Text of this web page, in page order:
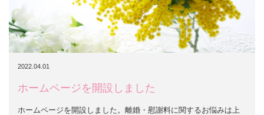
2022.04.01
ホームページを開設しました
ホームページを開設しました。離婚・慰謝料に関するお悩みは上